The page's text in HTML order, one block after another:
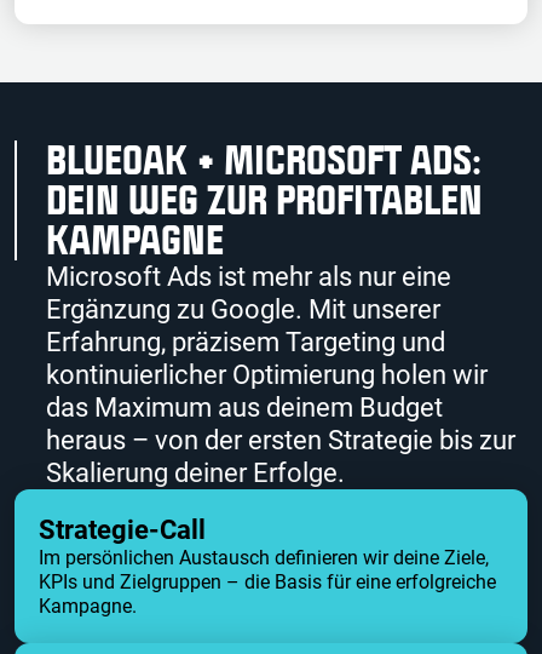
BLUEOAK + MICROSOFT ADS:
DEIN WEG ZUR PROFITABLEN
KAMPAGNE
Microsoft Ads ist mehr als nur eine
Ergänzung zu Google. Mit unserer
Erfahrung, präzisem Targeting und
kontinuierlicher Optimierung holen wir
das Maximum aus deinem Budget
heraus – von der ersten Strategie bis zur
Skalierung deiner Erfolge.
Strategie-Call
Im persönlichen Austausch definieren wir deine Ziele,
KPIs und Zielgruppen – die Basis für eine erfolgreiche
Kampagne.